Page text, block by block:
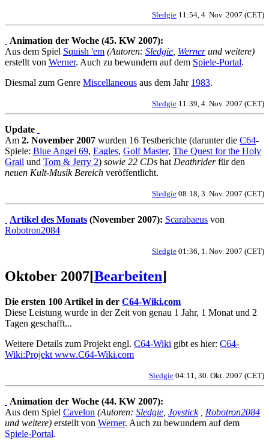
Sledgie 11:54, 4. Nov. 2007 (CET)
Animation der Woche (45. KW 2007):
Aus dem Spiel Squish 'em (Autoren: Sledgie Wernerund weitere)
erstellt von Werner. Auch zu bewundern auf dem Spiele-Portal.
Diesmal zum Genre Miscellaneous aus dem Jahr 1983.
Sledgie 11:39, 4. Nov. 2007 (CET)
Update
Am 2. November 2007 wurden 16 Testberichte (darunter die C64-
Spiele: Blue Angel 69, Eagles, Golf Master, The Quest for the Holy
Grail und Tom & Jerry 2) sowie 22 CDs hat Deathriderfür den
neuen Kult-Musik Bereich veröffentlicht.
Sledgie 08:18, 3. Nov. 2007 (CET)
Artikel des Monats (November 2007): Scarabaeus von
Robotron2084
Sledgie 01:36, 1. Nov. 2007 (CET)
Oktober 2007[Bearbeiten]
Die ersten 100 Artikel in der C64-Wiki.com
Diese Leistung wurde in der Zeit von genau 1 Jahr, 1 Monat und 2
Tagen geschafft...
Weitere Details zum Projekt engl. C64-Wiki gibt es hier: C64-
Wiki:Projekt www.C64-Wiki.com
Sledgie 04:11, 30. Okt. 2007 (CET)
Animation der Woche (44. KW 2007):
Aus dem Spiel Cavelon (Autoren: Sledgie Joystick, Robotron2084
und weitere) erstellt von Werner. Auch zu bewundern auf dem
Spiele-Portal.